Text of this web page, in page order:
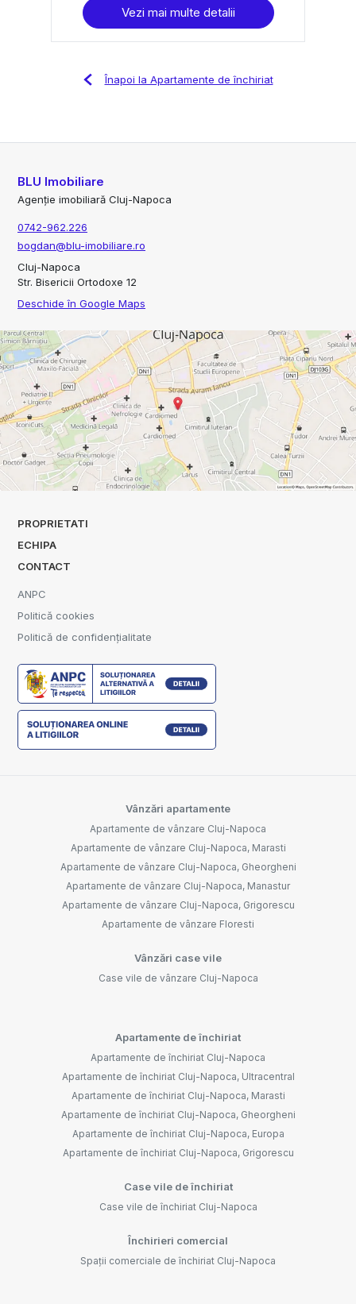
Vezi mai multe detalii
Înapoi la Apartamente de închiriat
BLU Imobiliare
Agenție imobiliară Cluj-Napoca
0742-962.226
bogdan@blu-imobiliare.ro
Cluj-Napoca
Str. Bisericii Ortodoxe 12
Deschide în Google Maps
PROPRIETATI
ECHIPA
CONTACT
ANPC
Politică cookies
Politică de confidențialitate
Vânzări apartamente
Apartamente de vânzare Cluj-Napoca
Apartamente de vânzare Cluj-Napoca, Marasti
Apartamente de vânzare Cluj-Napoca, Gheorgheni
Apartamente de vânzare Cluj-Napoca, Manastur
Apartamente de vânzare Cluj-Napoca, Grigorescu
Apartamente de vânzare Floresti
Vânzări case vile
Case vile de vânzare Cluj-Napoca
Apartamente de închiriat
Apartamente de închiriat Cluj-Napoca
Apartamente de închiriat Cluj-Napoca, Ultracentral
Apartamente de închiriat Cluj-Napoca, Marasti
Apartamente de închiriat Cluj-Napoca, Gheorgheni
Apartamente de închiriat Cluj-Napoca, Europa
Apartamente de închiriat Cluj-Napoca, Grigorescu
Case vile de închiriat
Case vile de închiriat Cluj-Napoca
Închirieri comercial
Spații comerciale de închiriat Cluj-Napoca